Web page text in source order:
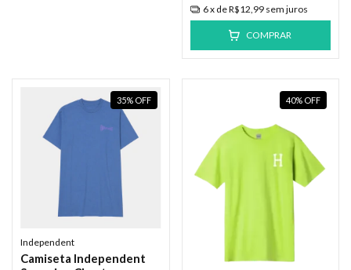
6x deR$12,99 sem juros
COMPRAR
35% OFF
Independent
Camiseta Independent
40% OFF